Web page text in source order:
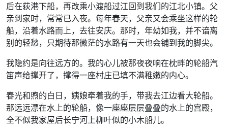
后在荻港下船，再改乘小渡船过江回到我们的江北小镇。父
亲到家时，常常已入夜。每年春天，父亲又会乘坐这样的轮
船，沿着水路而上，去往安庆。那时，年幼如我，并不谙离
别的轻愁，只期待那微茫的水路有一天也会铺到我的脚尖。
我隐约是向往远方的。我的心儿被那夜夜响在枕畔的轮船汽
笛声给撑开了，撑得一座村庄已填不满稚嫩的内心。
春光和煦的白日，姨娘牵着我的手，带我去江边看大轮船。
那远远漂在水上的轮船，像一座座层层叠叠的水上的宫殿，
全不似我家屋后长宁河上柳叶似的小木船儿。